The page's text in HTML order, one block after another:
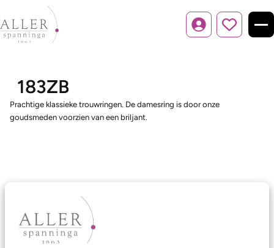
Inloggen
183ZB
Prachtige klassieke trouwringen. De damesring is door onze
goudsmeden voorzien van een briljant.
Ons aanbod
Trouwringen